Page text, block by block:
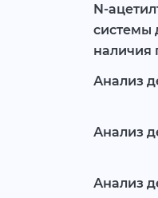
N-
системы
наличия
Анализ
Анализ
Анализ